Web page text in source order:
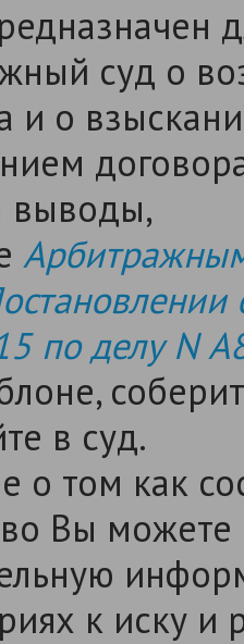
суд о
и о
выводы,
по делу N
в суд.
о том как
Вы
к иску и